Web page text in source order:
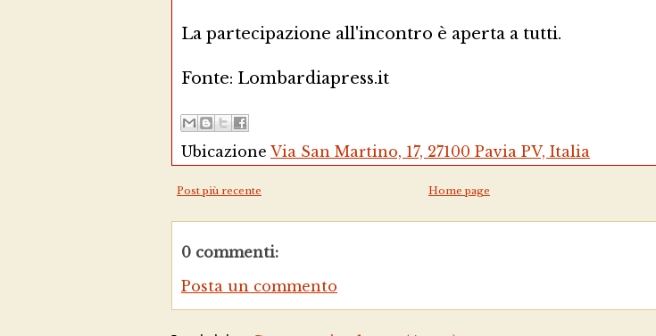
La partecipazione all'incontro è aperta a tutti.
Fonte: Lombardiapress.it
Ubicazione Via San Martino, 17, 27100 Pavia PV, Italia
Post più recente Home page
0 commenti:
Posta un commento